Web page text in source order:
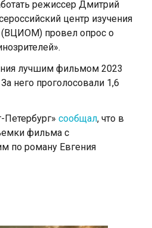
режиссер Дмитрий
центр изучения
(ВЦИОМ) провел опрос о
лучшим фильмом 2023
него проголосовали 1,6
Петербург» сообщал, что в
фильма с
по роману Евгения